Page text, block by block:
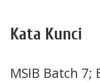
Kata Kunci
MSIB Batch